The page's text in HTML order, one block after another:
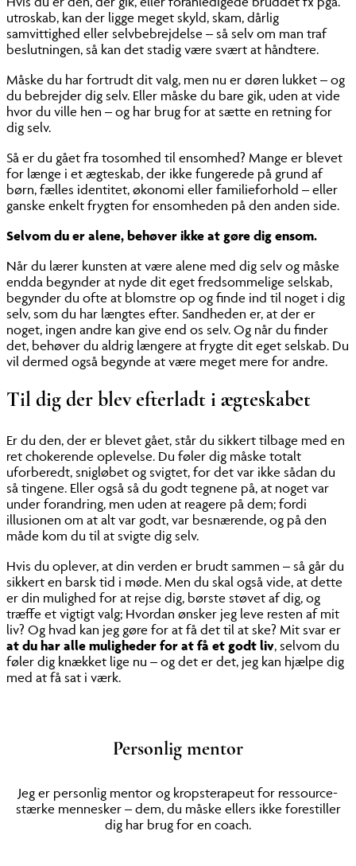
utroskab, kan der ligge meget skyld, skam, dårlig
samvittighed eller selvbebrejdelse – så selv om man traf
beslutningen, så kan det stadig være svært at håndtere.
Måske du har fortrudt dit valg, men nu er døren lukket – og
du bebrejder dig selv. Eller måske du bare gik, uden at vide
hvor du ville hen – og har brug for at sætte en retning for
dig selv.
Så er du gået fra tosomhed til ensomhed? Mange er blevet
for længe i et ægteskab, der ikke fungerede på grund af
børn, fælles identitet, økonomi eller familieforhold – eller
ganske enkelt frygten for ensomheden på den anden side.
Selvom du er alene, behøver ikke at gøre dig ensom.
Når du lærer kunsten at være alene med dig selv og måske
endda begynder at nyde dit eget fredsommelige selskab,
begynder du ofte at blomstre op og finde ind til noget i dig
selv, som du har længtes efter. Sandheden er, at der er
noget, ingen andre kan give end os selv. Og når du finder
det, behøver du aldrig længere at frygte dit eget selskab. Du
vil dermed også begynde at være meget mere for andre.
Til dig der blev efterladt i ægteskabet
Er du den, der er blevet gået, står du sikkert tilbage med en
ret chokerende oplevelse. Du føler dig måske totalt
uforberedt, snigløbet og svigtet, for det var ikke sådan du
så tingene. Eller også så du godt tegnene på, at noget var
under forandring, men uden at reagere på dem; fordi
illusionen om at alt var godt, var besnærende, og på den
måde kom du til at svigte dig selv.
Hvis du oplever, at din verden er brudt sammen – så går du
sikkert en barsk tid i møde. Men du skal også vide, at dette
er din mulighed for at rejse dig, børste støvet af dig, og
træffe et vigtigt valg; Hvordan ønsker jeg leve resten af mit
liv? Og hvad kan jeg gøre for at få det til at ske? Mit svar er
at du har alle muligheder for at få et godt liv, selvom du
føler dig knækket lige nu – og det er det, jeg kan hjælpe dig
med at få sat i værk.
Personlig mentor
Jeg er personlig mentor og kropsterapeut for ressource-
stærke mennesker – dem, du måske ellers ikke forestiller
dig har brug for en coach.